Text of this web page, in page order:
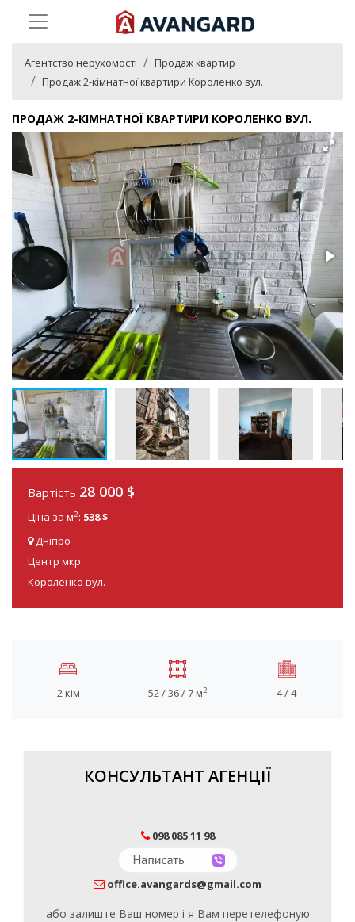
Агентство нерухомості
Продаж квартир
Продаж 2-кімнатної квартири Короленко вул.
ПРОДАЖ 2-КІМНАТНОЇ КВАРТИРИ КОРОЛЕНКО ВУЛ.
Вартість 28 000 $
Ціна за м2: 538 $
Дніпро
Центр мкр.
Короленко вул.
2 кім 52 / 36 / 7 м2 4 / 4
КОНСУЛЬТАНТ АГЕНЦІЇ
098 085 11 98
office.avangards@gmail.com
або залиште Ваш номер і я Вам перетелефоную